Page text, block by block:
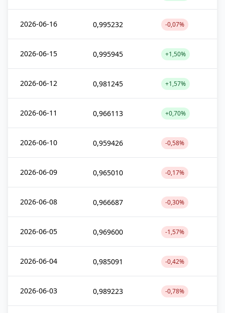
2026-06-16 0,995232 -0,07%
2026-06-15 0,995945 +1,50%
2026-06-12 0,981245 +1,57%
2026-06-11 0,966113 +0,70%
2026-06-10 0,959426 -0,58%
2026-06-09 0,965010 -0,17%
2026-06-08 0,966687 -0,30%
2026-06-05 0,969600 -1,57%
2026-06-04 0,985091 -0,42%
2026-06-03 0,989223 -0,78%